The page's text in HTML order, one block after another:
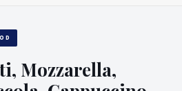
Mozzarella,